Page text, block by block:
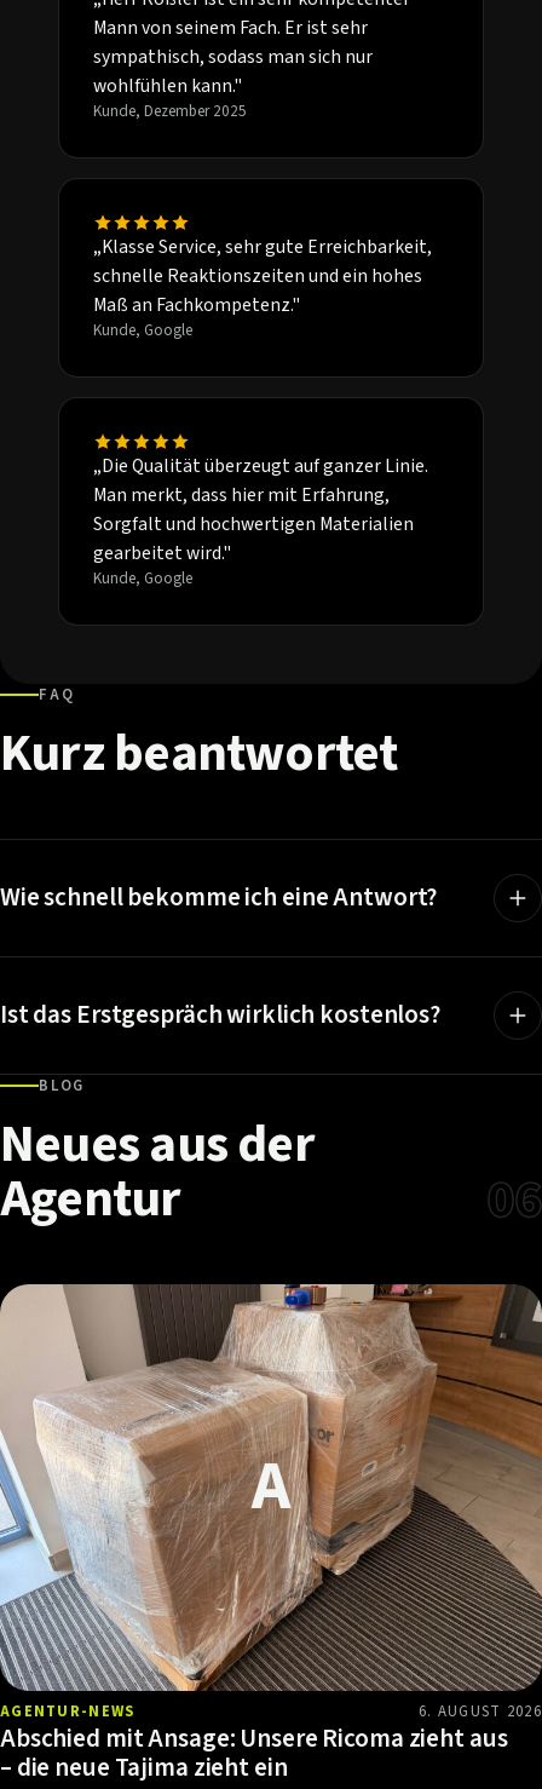
Mann von seinem Fach. Er ist sehr
sympathisch, sodass man sich nur
wohlfühlen kann."
Kunde, Dezember 2025
„Klasse Service, sehr gute Erreichbarkeit,
schnelle Reaktionszeiten und ein hohes
Maß an Fachkompetenz."
Kunde, Google
„Die Qualität überzeugt auf ganzer Linie.
Man merkt, dass hier mit Erfahrung,
Sorgfalt und hochwertigen Materialien
gearbeitet wird."
Kunde, Google
FAQ
Kurzbeantwortet
Wie schnell bekomme ich eine Antwort?
Ist das Erstgespräch wirklich kostenlos?
BLOG
Neuesausder
Agentur 06
AGENTUR-NEWS 6. AUGUST 2026
Abschied mit Ansage: Unsere Ricoma zieht aus
– die neue Tajima zieht ein